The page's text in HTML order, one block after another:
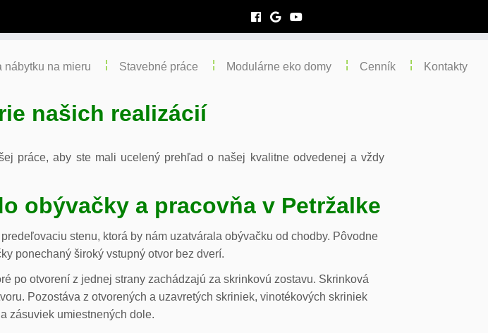
nábytku na mieru Stavebné práce Modulárne eko domy Cenník Kontakty
našich realizácií
práce, aby ste mali ucelený prehľad o našej kvalitne odvedenej a vždy
obývačky a pracovňa v Petržalke
stenu, ktorá by nám uzatvárala obývačku od chodby. Pôvodne
ponechaný široký vstupný otvor bez dverí.
po otvorení z jednej strany zachádzajú za skrinkovú zostavu. Skrinková
Pozostáva z otvorených a uzavretých skriniek, vinotékových skriniek
a zásuviek umiestnených dole.